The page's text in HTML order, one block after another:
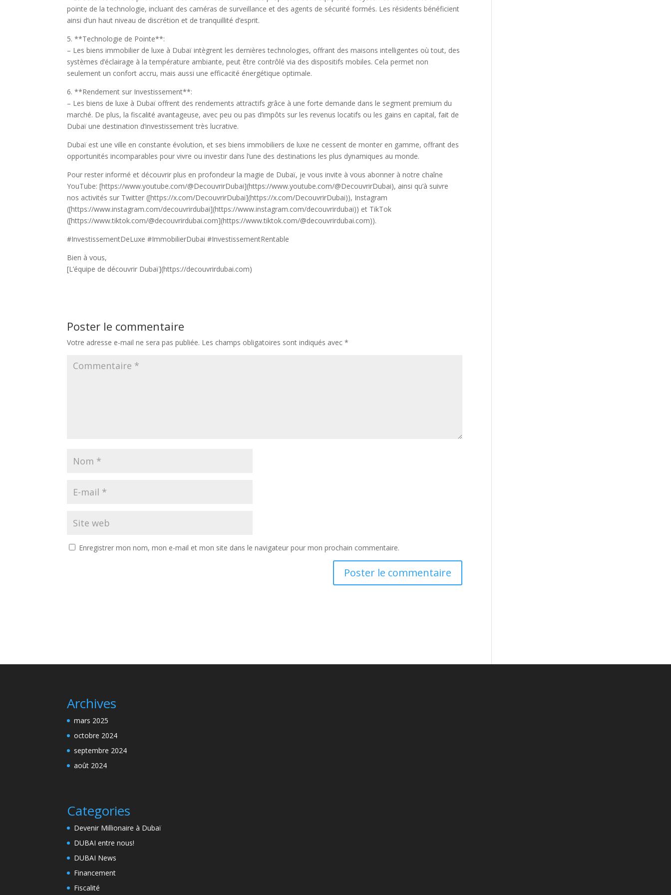
pointe de la technologie, incluant des caméras de surveillance et des agents de sécurité formés. Les résidents bénéficient
ainsi d’un haut niveau de discrétion et de tranquillité d’esprit.
5. **Technologie de Pointe**:
– Les biens immobilier de luxe à Dubaï intègrent les dernières technologies, offrant des maisons intelligentes où tout, des
systèmes d’éclairage à la température ambiante, peut être contrôlé via des dispositifs mobiles. Cela permet non
seulement un confort accru, mais aussi une efficacité énergétique optimale.
6. **Rendement sur Investissement**:
– Les biens de luxe à Dubaï offrent des rendements attractifs grâce à une forte demande dans le segment premium du
marché. De plus, la fiscalité avantageuse, avec peu ou pas d’impôts sur les revenus locatifs ou les gains en capital, fait de
Dubaï une destination d’investissement très lucrative.
Dubaï est une ville en constante évolution, et ses biens immobiliers de luxe ne cessent de monter en gamme, offrant des
opportunités incomparables pour vivre ou investir dans l’une des destinations les plus dynamiques au monde.
Pour rester informé et découvrir plus en profondeur la magie de Dubaï, je vous invite à vous abonner à notre chaîne
YouTube: [https://www.youtube.com/@DecouvrirDubai](https://www.youtube.com/@DecouvrirDubai), ainsi qu’à suivre
nos activités sur Twitter ([https://x.com/DecouvrirDubai](https://x.com/DecouvrirDubai)), Instagram
([https://www.instagram.com/decouvrirdubai](https://www.instagram.com/decouvrirdubai)) et TikTok
([https://www.tiktok.com/@decouvrirdubai.com](https://www.tiktok.com/@decouvrirdubai.com)).
#InvestissementDeLuxe #ImmobilierDubai #InvestissementRentable
Bien à vous,
[L’équipe de découvrir Dubaï](https://decouvrirdubai.com)
Poster le commentaire
Votre adresse e-mail ne sera pas publiée. Les champs obligatoires sont indiqués avec*
Enregistrer mon nom, mon e-mail et mon site dans le navigateur pour mon prochain commentaire.
Archives
mars 2025
octobre 2024
septembre 2024
août 2024
Categories
Devenir Millionaire à Dubaï
DUBAI entre nous!
DUBAI News
Financement
Fiscalité